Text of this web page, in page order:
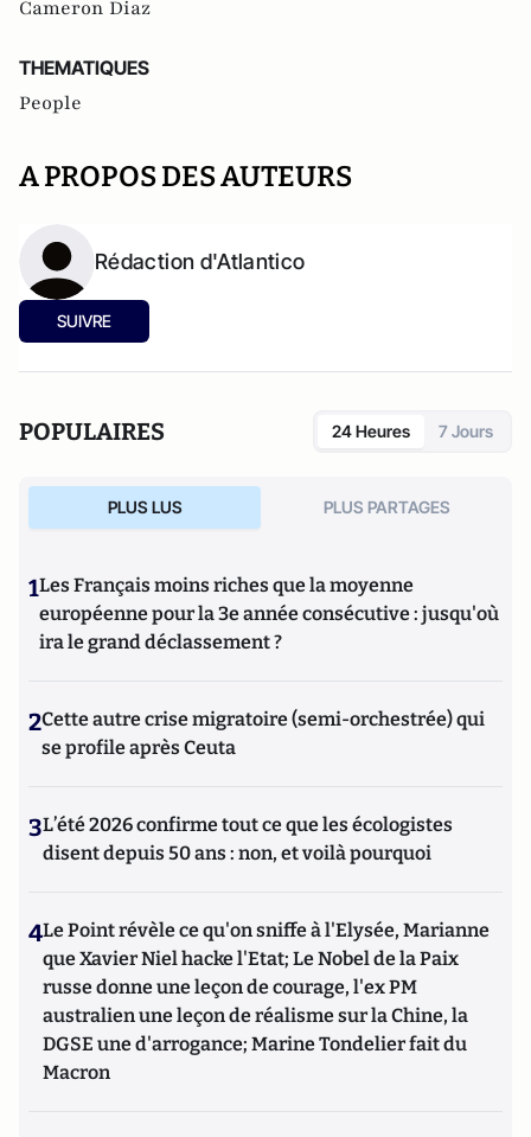
Cameron Diaz
THEMATIQUES
People
A PROPOS DES AUTEURS
Rédaction d'Atlantico
SUIVRE
POPULAIRES 24 Heures 7 Jours
PLUS LUS PLUS PARTAGES
1Les Français moins riches que la moyenne
européenne pour la 3e année consécutive : jusqu'où
ira le grand déclassement ?
2Cette autre crise migratoire (semi-orchestrée) qui
se profile après Ceuta
3L’été 2026 confirme tout ce que les écologistes
disent depuis 50 ans : non, et voilà pourquoi
4Le Point révèle ce qu'on sniffe à l'Elysée, Marianne
que Xavier Niel hacke l'Etat; Le Nobel de la Paix
russe donne une leçon de courage, l'ex PM
australien une leçon de réalisme sur la Chine, la
DGSE une d'arrogance; Marine Tondelier fait du
Macron